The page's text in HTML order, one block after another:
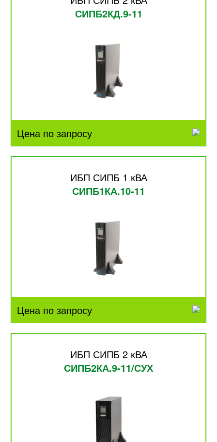
СИПБ2КД.9-11
Цена по запросу
ИБП СИПБ 1 кВА
СИПБ1КА.10-11
Цена по запросу
ИБП СИПБ 2 кВА
СИПБ2КА.9-11/СУХ